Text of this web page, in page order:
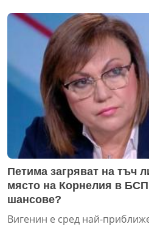
Петима загряват на тъч
място на Корнелия в
шансове?
Вигенин е сред най-